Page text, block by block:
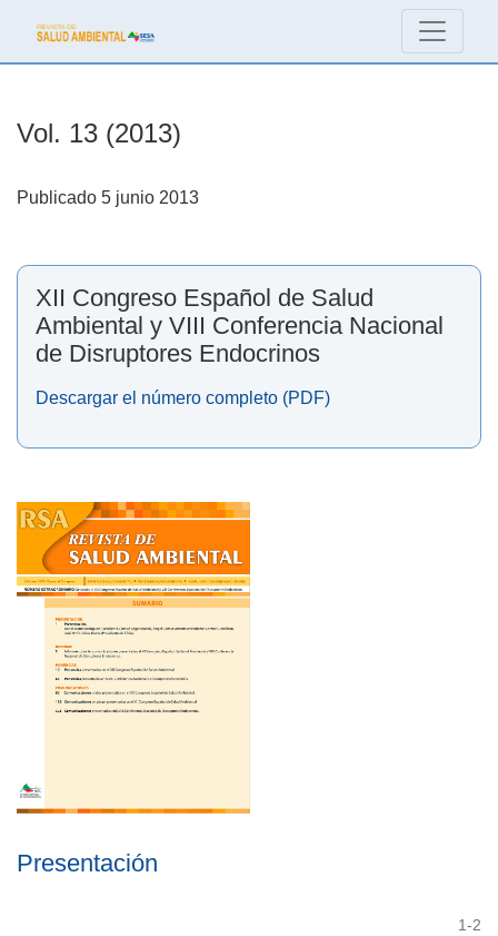
Vol. 13 (2013): XII Congreso Español de Salud Ambiental
Vol. 13 (2013)
Publicado 5 junio 2013
XII Congreso Español de Salud
Ambiental y VIII Conferencia Nacional
de Disruptores Endocrinos
Descargar el número completo (PDF)
Presentación
1-2